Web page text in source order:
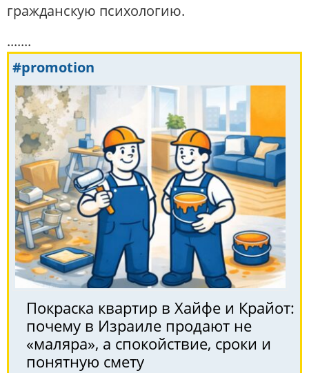
гражданскую психологию.
.......
#promotion
Покраска квартир в Хайфе и Крайот:
почему в Израиле продают не
«маляра», а спокойствие, сроки и
понятную смету